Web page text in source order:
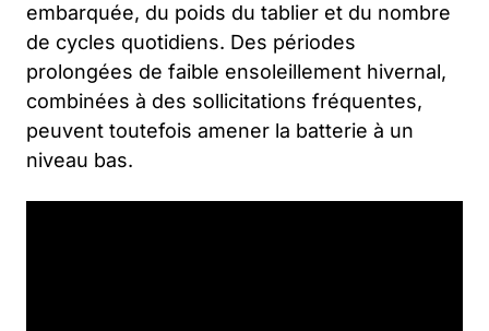
embarquée, du poids du tablier et du nombre
de cycles quotidiens. Des périodes
prolongées de faible ensoleillement hivernal,
combinées à des sollicitations fréquentes,
peuvent toutefois amener la batterie à un
niveau bas.